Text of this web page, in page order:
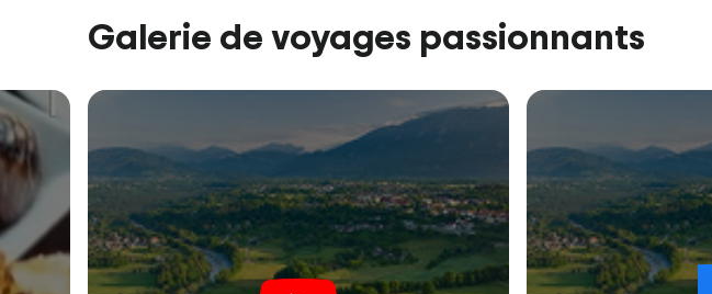
Galerie de voyages passionnants